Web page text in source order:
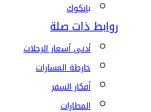
بانكوك
روابط ذات صلة
أدنى أسعار الرحلات
خارطة المسارات
أفكار السفر
المطارات